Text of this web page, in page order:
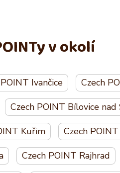
v okolí
Ivančice Czech
Czech POINT Bílovice nad
Kuřim Czech
Czech POINT Rajhrad